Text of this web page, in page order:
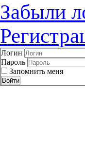
Забыли
Логин
Пароль
Запомнить меня